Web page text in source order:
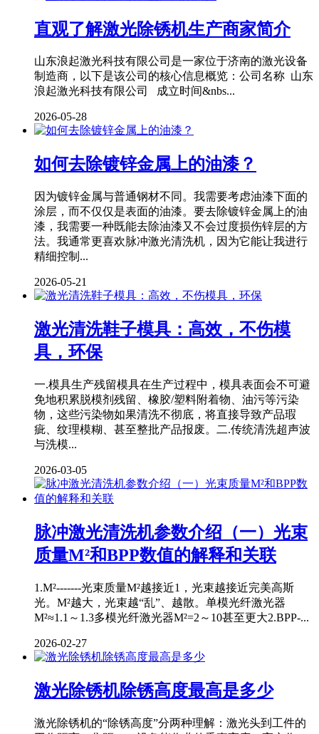
直观了解激光除锈机生产商家简介
山东浪起激光科技有限公司是一家位于济南的激光设备
制造商，以下是该公司的核心信息概览：公司名称 山东
浪起激光科技有限公司 成立时间&nbs...
2026-05-28
如何去除镀锌金属上的油漆？
因为镀锌金属与普通钢材不同。我需要考虑油漆下面的
涂层，而不仅仅是表面的油漆。要去除镀锌金属上的油
漆，我需要一种既能去除油漆又不会过度损伤锌层的方
法。我通常更喜欢脉冲激光清洗机，因为它能让我进行
精细控制...
2026-05-21
激光清洗鞋子模具：高效，不伤模
具，环保
一.模具生产残留模具在生产过程中，模具表面会不可避
免地积累脱模剂残留、橡胶/塑料附着物、油污等污染
物，这些污染物如果清洗不彻底，将直接导致产品瑕
疵、纹理模糊、甚至整批产品报废。二.传统清洗超声波
与洗模...
2026-03-05
脉冲激光清洗机参数介绍（一）光束
质量M²和BPP数值的解释和关联
1.M²-------光束质量M²越接近1，光束越接近完美高斯
光。M²越大，光束越“乱”、越散。单模光纤激光器
M²≈1.1～1.3多模光纤激光器M²=2～10甚至更大2.BPP-...
2026-02-27
激光除锈机除锈高度最高是多少
激光除锈机的“除锈高度”分两种理解：激光头到工件的